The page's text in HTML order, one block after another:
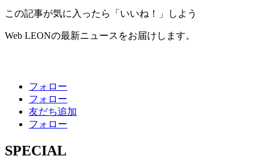
この記事が気に入ったら「いいね！」しよう
Web LEONの最新ニュースをお届けします。
フォロー
フォロー
友だち追加
フォロー
SPECIAL